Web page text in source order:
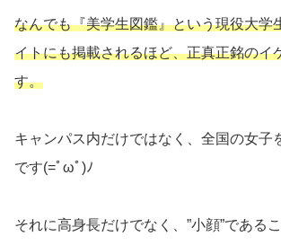
なんでも『美学生図鑑』という現役大学
イトにも掲載されるほど、正真正銘のイ
す。
キャンパス内だけではなく、全国の女子
です(=ﾟωﾟ)ﾉ
それに高身長だけでなく、”小顔”である